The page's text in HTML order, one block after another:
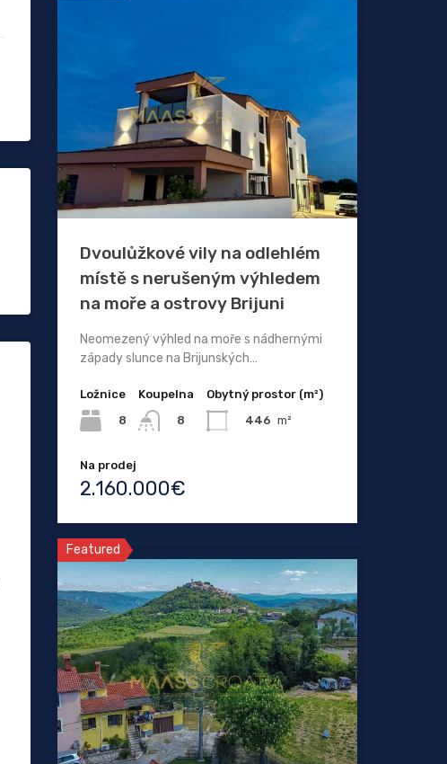
Dvoulůžkové vily na odlehlém
místě s nerušeným výhledem
na moře a ostrovy Brijuni
Neomezený výhled na moře s nádhernými
západy slunce na Brijunských…
Ložnice
8
Koupelna
8
Obytný prostor (m²)
446 m²
Na prodej
2.160.000€
Featured